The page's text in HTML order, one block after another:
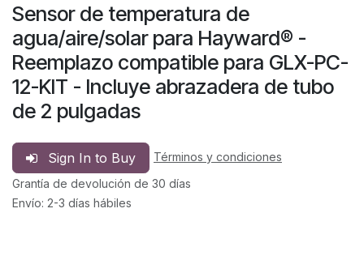
Sensor de temperatura de
agua/aire/solar para Hayward® -
Reemplazo compatible para GLX-PC-
12-KIT - Incluye abrazadera de tubo
de 2 pulgadas
Sign In to Buy
Términos y condiciones
Grantía de devolución de 30 días
Envío: 2-3 días hábiles